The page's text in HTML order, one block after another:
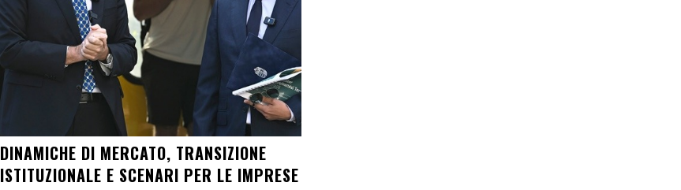
DINAMICHE DI MERCATO, TRANSIZIONE
ISTITUZIONALE E SCENARI PER LE IMPRESE